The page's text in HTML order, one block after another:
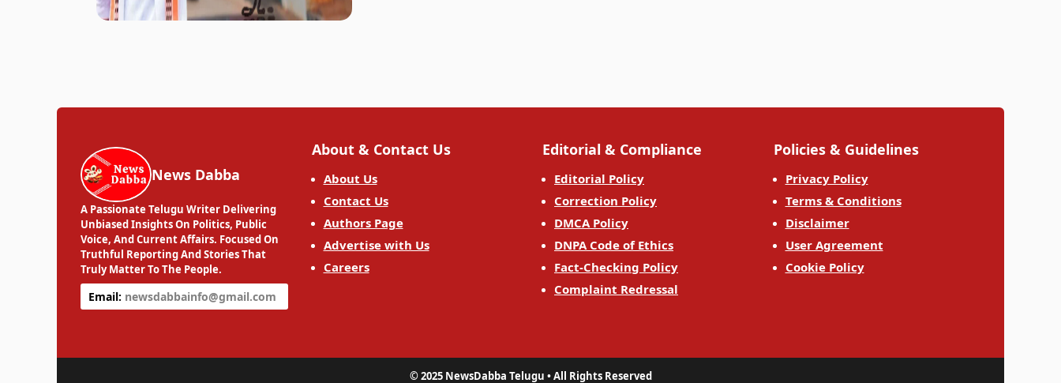
News Dabba
A Passionate Telugu Writer Delivering
Unbiased Insights On Politics, Public
Voice, And Current Affairs. Focused On
Truthful Reporting And Stories That
Truly Matter To The People.
Email: newsdabbainfo@gmail.com
About & Contact Us
About Us
Contact Us
Authors Page
Advertise with Us
Careers
Editorial & Compliance
Editorial Policy
Correction Policy
DMCA Policy
DNPA Code of Ethics
Fact-Checking Policy
Complaint Redressal
Policies & Guidelines
Privacy Policy
Terms & Conditions
Disclaimer
User Agreement
Cookie Policy
© 2025 NewsDabba Telugu • All Rights Reserved